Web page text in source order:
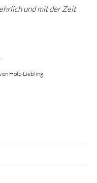
und mit der Zeit
Holz-Liebling